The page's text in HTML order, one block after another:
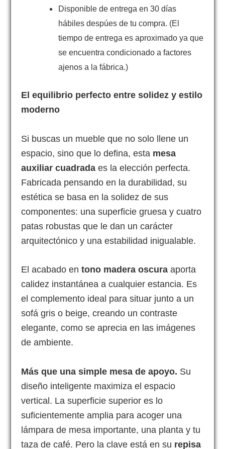
Disponible de entrega en 30 días
hábiles despúes de tu compra. (El
tiempo de entrega es aproximado ya que
se encuentra condicionado a factores
ajenos a la fábrica.)
El equilibrio perfecto entre solidez y estilo
moderno
Si buscas un mueble que no solo llene un
espacio, sino que lo defina, esta mesa
auxiliar cuadrada es la elección perfecta.
Fabricada pensando en la durabilidad, su
estética se basa en la solidez de sus
componentes: una superficie gruesa y cuatro
patas robustas que le dan un carácter
arquitectónico y una estabilidad inigualable.
El acabado entono madera oscura aporta
calidez instantánea a cualquier estancia. Es
el complemento ideal para situar junto a un
sofá gris o beige, creando un contraste
elegante, como se aprecia en las imágenes
de ambiente.
Más que una simple mesa de apoyo. Su
diseño inteligente maximiza el espacio
vertical. La superficie superior es lo
suficientemente amplia para acoger una
lámpara de mesa importante, una planta y tu
taza de café. Pero la clave está en su repisa